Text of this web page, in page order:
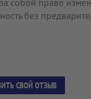
без
СВОЙ ОТЗЫВ